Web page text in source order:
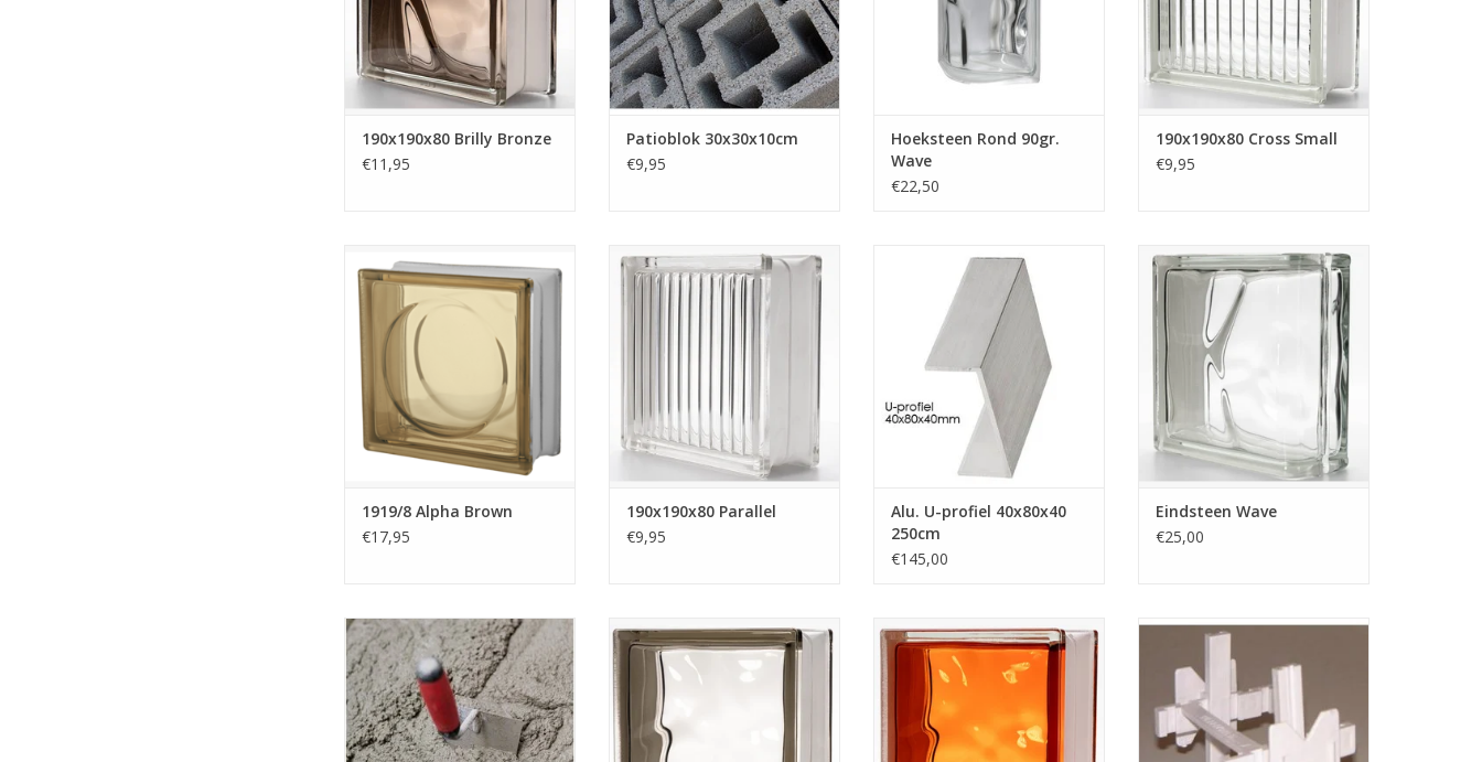
TOEVOEGEN AAN WINKELWAGEN
190x190x80 Brilly Bronze
€11,95
eventueel in een andere kleur te
verven waardoor ze een frisse
trendy uitstraling kr...
TOEVOEGEN AAN WINKELWAGEN
Patioblok 30x30x10cm
€9,95
90 graden.
TOEVOEGEN AAN WINKELWAGEN
Hoeksteen Rond 90gr.
Wave
€22,50
TOEVOEGEN AAN WINKELWAGEN
190x190x80 Cross Small
€9,95
afmeting 190x190x80 mm is
sinds een tijdje weer terug in de
Design collectie. Deze steen is
bruin van kleur en heeft een
rondje in het glas wat een vrolijk
en speels patroon geeft bij
verwerking van meerdere stenen
bij elkaar.
TOEVOEGEN AAN WINKELWAGEN
1919/8 Alpha Brown
€17,95
Deze glazen bouwsteen heeft
horizontale lijnen van ongeveer
1cm aan beide zijde van de
glazen bouwstenen. De glazen
bouwsteen is glaskleurig en heeft
een gestreepte structuur. Deze
TOEVOEGEN AAN WINKELWAGEN
190x190x80 Parallel
€9,95
Dit Aluminium U-profiel met een
lengte van 250cm heeft flenzen
van 40mm hoog, de rug van het
profiel is 80mm aan de
buitenzijde. Deze lopen dus gelijk
aan de glazen bouwstenen bij het
metselen van de glasblokken.
TOEVOEGEN AAN WINKELWAGEN
Alu. U-profiel 40x80x40
250cm
€145,00
Deze stenen gebruikt u op de
kopse kanten van de wand. Op
deze manier kan u ipv een profiel
eindigen met een glazen
bouwsteen. Deze stenen zijn aan
1 zijde afgerond.
Natuurlijk kunnen deze stenen
ook als bovenrand toegepast
worden.
TOEVOEGEN AAN WINKELWAGEN
Eindsteen Wave
€25,00
1 zak glazen bouwsteen mortel is
voldoende voor 1m2 glazen
bouwstenen van 190x190x80. (5
rijen breed, en 5 rijen hoog) Deze
mortel is aard-vochtig. Glas
neemt geen water op zoals bij
190x190x80 Wave Silor
De glazen bouwstenen hebben
de kleur Silor / bruin en hebben
een gewolkt uiterlijk.
TOEVOEGEN AAN WINKELWAGEN
190x190x80 Brilly Orange
Deze steen heeft een gewolkt
uiterlijk. De kleur is achteraf in de
steen gespoten waardoor deze
steen alleen geschikt is voor
binnen gebruik.
1 doos voegkruisjes bevat 100
glazen bouwstenen zijn te
gebruiken om een vaste
maatvoering te krijgen in het
voegwerk. Doordat de kruisjes